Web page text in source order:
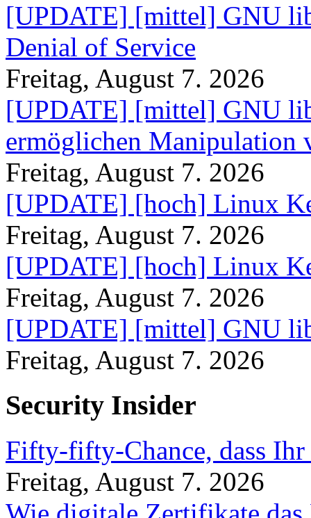
[UPDATE] [mittel] GNU
Denial of Service
Freitag, August 7. 2026
[UPDATE] [mittel] GNU
ermöglichen Manipulation
Freitag, August 7. 2026
[UPDATE] [hoch] Linux
Freitag, August 7. 2026
[UPDATE] [hoch] Linux
Freitag, August 7. 2026
[UPDATE] [mittel] GNU
Freitag, August 7. 2026
Security Insider
Fifty-fifty-Chance, dass
Freitag, August 7. 2026